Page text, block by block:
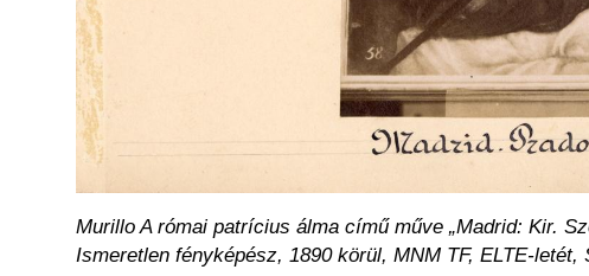
Murillo A római patrícius álma című műve „Madrid: Kir.
Ismeretlen fényképész, 1890 körül, MNM TF, ELTE-letét,